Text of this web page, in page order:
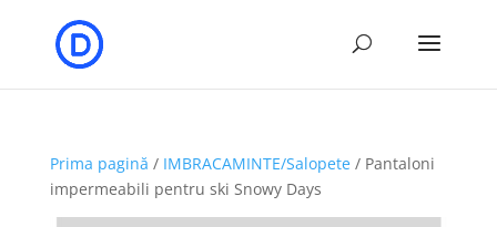
Prima pagină / IMBRACAMINTE/Salopete/ Pantaloni
impermeabili pentru ski Snowy Days